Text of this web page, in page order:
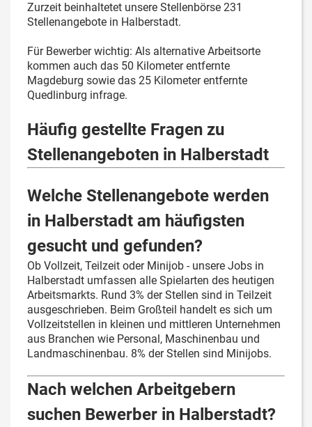
Zurzeit beinhaltetet unsere Stellenbörse 231
Stellenangebote in Halberstadt.
Für Bewerber wichtig: Als alternative Arbeitsorte
kommen auch das 50 Kilometer entfernte
Magdeburg sowie das 25 Kilometer entfernte
Quedlinburg infrage.
Häufig gestellte Fragen zu
Stellenangeboten in Halberstadt
Welche Stellenangebote werden
in Halberstadt am häufigsten
gesucht und gefunden?
Ob Vollzeit, Teilzeit oder Minijob - unsere Jobs in
Halberstadt umfassen alle Spielarten des heutigen
Arbeitsmarkts. Rund 3% der Stellen sind in Teilzeit
ausgeschrieben. Beim Großteil handelt es sich um
Vollzeitstellen in kleinen und mittleren Unternehmen
aus Branchen wie Personal, Maschinenbau und
Landmaschinenbau. 8% der Stellen sind Minijobs.
Nach welchen Arbeitgebern
suchen Bewerber in Halberstadt?